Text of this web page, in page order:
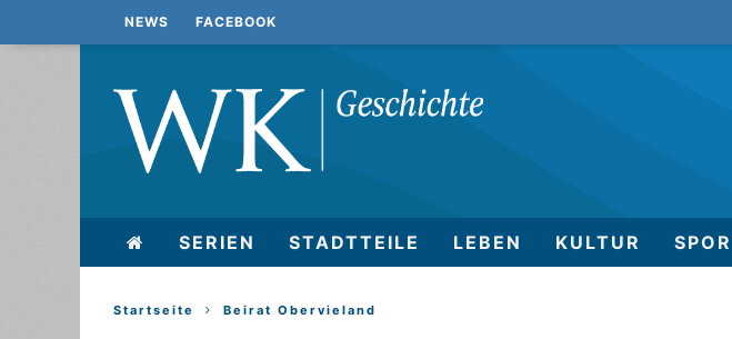
NEWS FACEBOOK
SERIEN STADTTEILE LEBEN KULTUR
Startseite Beirat Obervieland